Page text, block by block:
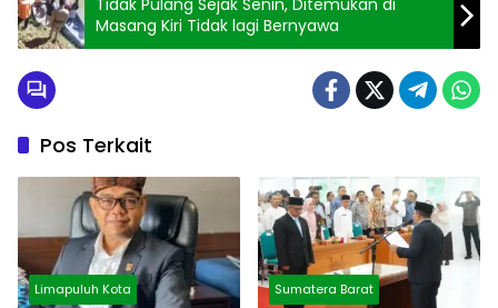
Masang Kiri Tidak lagi Bernyawa
Pos Terkait
Limapuluh Kota Sumatera Barat